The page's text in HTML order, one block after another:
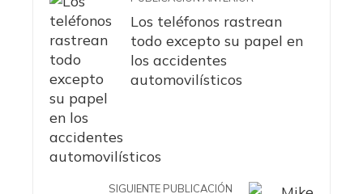
Los teléfonos rastrean
todo excepto su papel en
los accidentes
automovilísticos
SIGUIENTE PUBLICACIÓN